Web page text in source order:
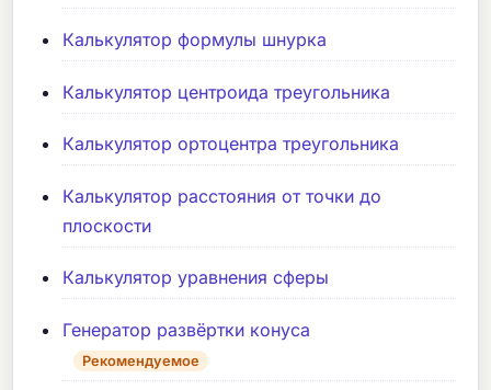
Калькулятор формулы шнурка
Калькулятор центроида треугольника
Калькулятор ортоцентра треугольника
Калькулятор расстояния от точки до
плоскости
Калькулятор уравнения сферы
Генератор развёртки конуса
Рекомендуемое